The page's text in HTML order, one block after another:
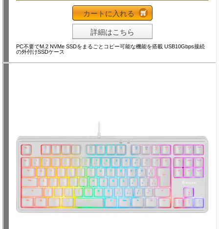
カートに入れる
詳細はこちら
PC不要でM.2 NVMe SSDをまるごとコピー可能な機能を搭載 USB10Gbps接続
の外付けSSDケース